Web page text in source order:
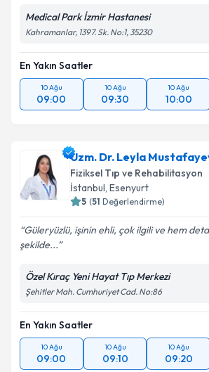
Medical Park İzmir Hastanesi
Kahramanlar, 1397. Sk. No:1, 35230
En Yakın Saatler
10 Ağu
09:00
10 Ağu
09:30
10 Ağu
10:00
Uzm. Dr. Leyla
Fiziksel Tıp ve Rehabilitasyon
İstanbul, Esenyurt
5 (51 Değerlendirme)
Güleryüzlü, işinin ehli, çok ilgili ve hem
şekilde...
Özel Kıraç Yeni Hayat Tıp Merkezi
Şehitler Mah. Cumhuriyet Cad. No:86
En Yakın Saatler
10 Ağu
09:00
10 Ağu
09:10
10 Ağu
09:20